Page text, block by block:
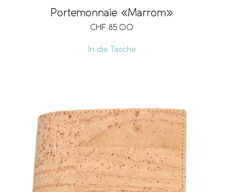
Portemonnaie «Marrom»
CHF 85.00
In die Tasche